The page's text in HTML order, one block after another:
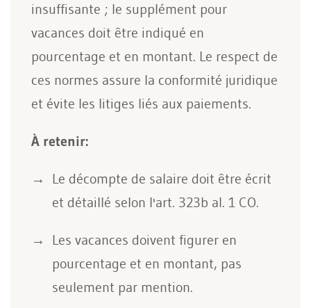
insuffisante ; le supplément pour
vacances doit être indiqué en
pourcentage et en montant. Le respect de
ces normes assure la conformité juridique
et évite les litiges liés aux paiements.
À retenir:
Le décompte de salaire doit être écrit
et détaillé selon l'art. 323b al. 1 CO.
Les vacances doivent figurer en
pourcentage et en montant, pas
seulement par mention.